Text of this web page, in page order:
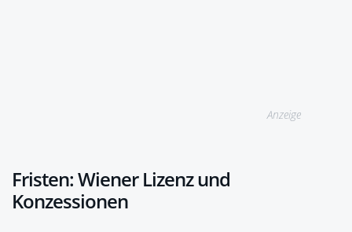
Anzeige
Fristen: Wiener Lizenz und
Konzessionen